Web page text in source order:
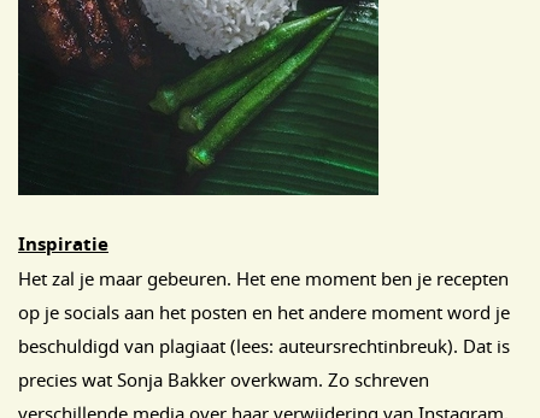
Inspiratie
Het zal je maar gebeuren. Het ene moment ben je recepten
op je socials aan het posten en het andere moment word je
beschuldigd van plagiaat (lees: auteursrechtinbreuk). Dat is
precies wat Sonja Bakker overkwam. Zo schreven
verschillende media over haar verwijdering van Instagram.